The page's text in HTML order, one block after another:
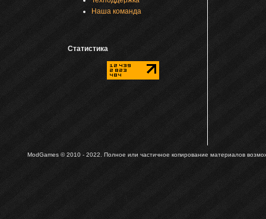
Наша команда
Статистика
ModGames © 2010 - 2022. Полное или частичное копирование материалов